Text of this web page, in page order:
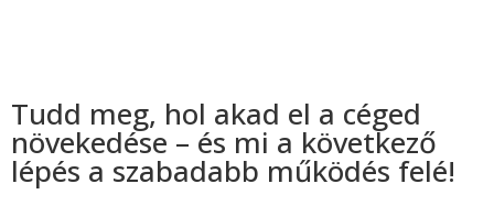
Tudd meg, hol akad el a céged
növekedése – és mi a következő
lépés a szabadabb működés felé!